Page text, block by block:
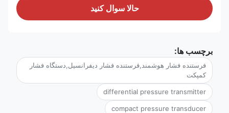
حالا سوال کنيد
برچسب ها:
فرستنده فشار هوشمند,فرستنده فشار دیفرانسیل,دستگاه فشار
کمپکت
differential pressure transmitter
compact pressure transducer